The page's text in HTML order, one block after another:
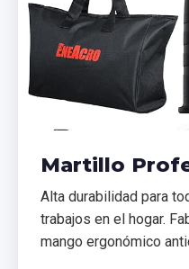
Martillo
Alta durabilidad para
trabajos en el hogar.
mango ergonómico